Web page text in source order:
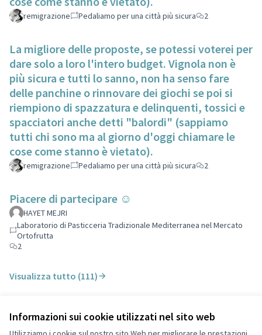
Informazioni sui cookie utilizzati nel sito web
remigrazione Pedaliamo per una città più sicura 2
La migliore delle proposte, se potessi voterei per
dare solo a loro l'intero budget. Vignola non è
più sicura e tutti lo sanno, non ha senso fare
delle panchine o rinnovare dei giochi se poi si
riempiono di spazzatura e delinquenti, tossici e
spacciatori anche detti "balordi" (sappiamo
tutti chi sono ma al giorno d'oggi chiamare le
cose come stanno è vietato).
remigrazione Pedaliamo per una città più sicura 2
Piacere di partecipare ☺️
HAYET MEJRI
Laboratorio di Pasticceria Tradizionale Mediterranea nel Mercato
Ortofrutta
2
Visualizza tutto (111)
Termini di servizio